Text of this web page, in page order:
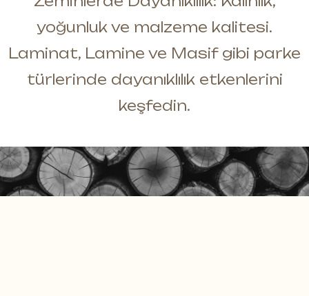
Masif Duvar Panelleri
Moss Duvar Panelleri
Daha fazlası *
E-Katalog
Dökümanlar
yoğunluk ve malzeme kalitesi.
Laminat, Lamine ve Masif gibi parke
türlerinde dayanıklılık etkenlerini
keşfedin.